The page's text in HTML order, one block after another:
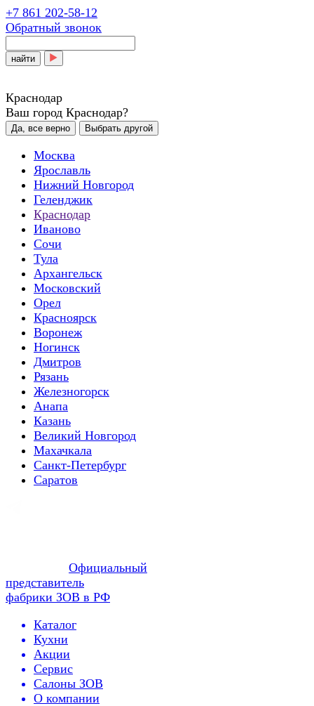
+7 861 202-58-12
Обратный звонок
найти
Краснодар
Ваш город Краснодар?
Да, все верно Выбрать другой
Москва
Ярославль
Нижний Новгород
Геленджик
Краснодар
Иваново
Сочи
Тула
Архангельск
Московский
Орел
Красноярск
Воронеж
Ногинск
Дмитров
Рязань
Железногорск
Анапа
Казань
Великий Новгород
Махачкала
Санкт-Петербург
Саратов
Официальный
представитель
фабрики ЗОВ в РФ
Каталог
Кухни
Акции
Сервис
Салоны ЗОВ
О компании